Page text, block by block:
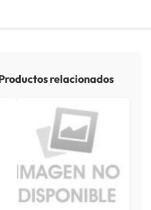
relacionados